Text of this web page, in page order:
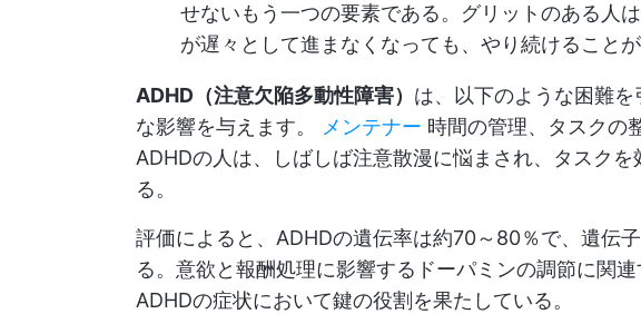
せないもう一つの要素である。グリットのある人
が遅々として進まなくなっても、やり続けることが
ADHD（注意欠陥多動性障害） は、以下のような困難
な影響を与えます。
メンテナー 時間の管理、タスクの
ADHDの人は、しばしば注意散漫に悩まされ、タスク
る。
評価によると、ADHDの遺伝率は約70～80％で、遺伝
る。意欲と報酬処理に影響するドーパミンの調節に関
ADHDの症状において鍵の役割を果たしている。